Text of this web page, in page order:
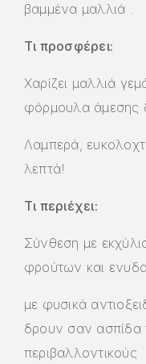
βαμμένα μαλλιά .
Τι προσφέρει:
Χαρίζει μαλλιά
φόρμουλα άμεσης
Λαμπερά,
λεπτά!
Τι περιέχει:
Σύνθεση με
φρούτων και
με φυσικά
δρουν σαν ασπίδα
περιβαλλοντικούς